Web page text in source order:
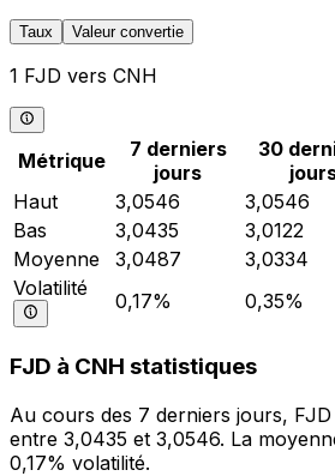
Taux Valeur convertie
1 FJD vers CNH
Métrique
7 derniers
jours
30
Haut
3,0546 3,0546
Bas
3,0435 3,0122
Moyenne
3,0487 3,0334
Volatilité
0,17% 0,35%
FJD à CNH statistiques
Au cours des 7 derniers jours,
entre 3,0435 et 3,0546. La
0,17% volatilité.